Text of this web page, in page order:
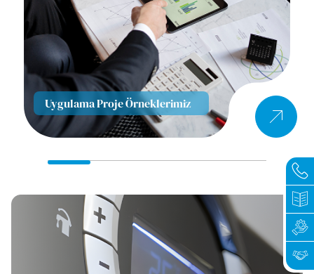
Uygulama Proje Örneklerimiz